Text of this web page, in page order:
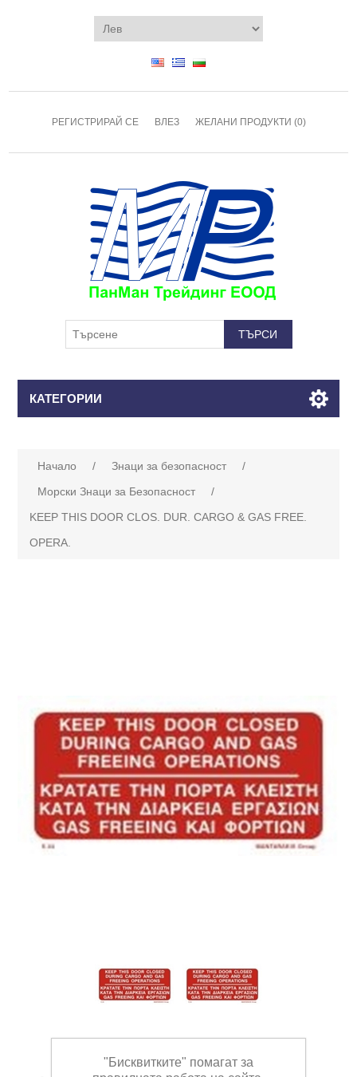
РЕГИСТРИРАЙ СЕ ВЛЕЗ ЖЕЛАНИ ПРОДУКТИ (0)
КАТЕГОРИИ
Начало / Знаци за безопасност
/
Морски Знаци за Безопасност
/
KEEP THIS DOOR CLOS. DUR. CARGO & GAS FREE.
OPERA.
"Бисквитките" помагат за